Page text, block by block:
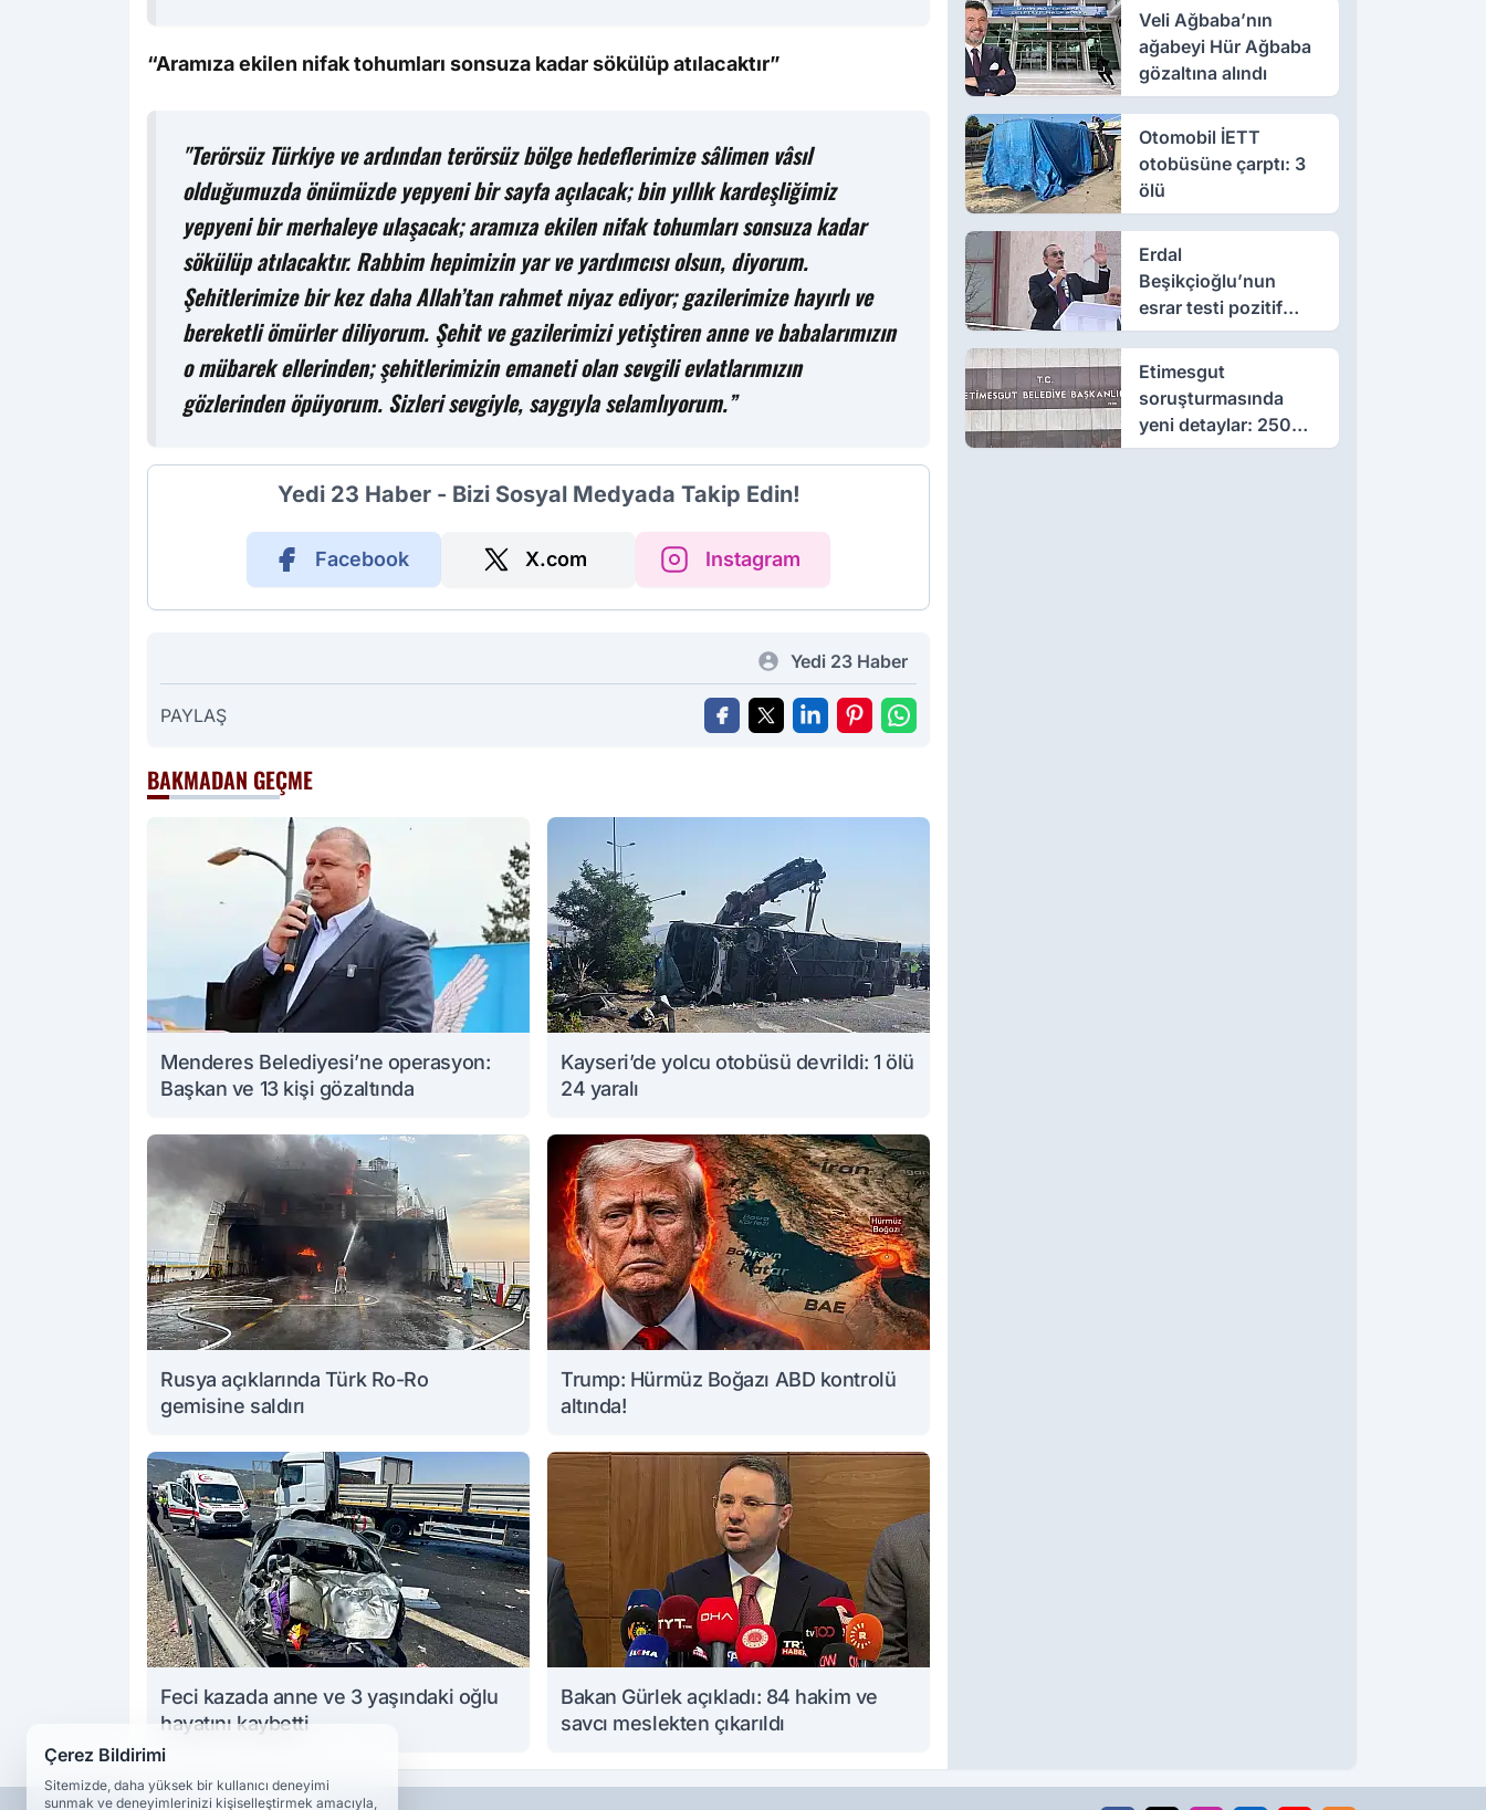
“Aramıza ekilen nifak tohumları sonsuza kadar sökülüp atılacaktır”
"Terörsüz Türkiye ve ardından terörsüz bölge hedeflerimize sâlimen vâsıl
olduğumuzda önümüzde yepyeni bir sayfa açılacak; bin yıllık kardeşliğimiz
yepyeni bir merhaleye ulaşacak; aramıza ekilen nifak tohumları sonsuza kadar
sökülüp atılacaktır. Rabbim hepimizin yar ve yardımcısı olsun, diyorum.
Şehitlerimize bir kez daha Allah’tan rahmet niyaz ediyor; gazilerimize hayırlı ve
bereketli ömürler diliyorum. Şehit ve gazilerimizi yetiştiren anne ve babalarımızın
o mübarek ellerinden; şehitlerimizin emaneti olan sevgili evlatlarımızın
gözlerinden öpüyorum. Sizleri sevgiyle, saygıyla selamlıyorum.”
Yedi 23 Haber - Bizi Sosyal Medyada Takip Edin!
Facebook X.com Instagram
Yedi 23 Haber
PAYLAŞ
BAKMADAN GEÇME
Menderes Belediyesi’ne operasyon:
Başkan ve 13 kişi gözaltında
Kayseri’de yolcu otobüsü devrildi: 1 ölü
24 yaralı
Rusya açıklarında Türk Ro-Ro
gemisine saldırı
Trump: Hürmüz Boğazı ABD kontrolü
altında!
Feci kazada anne ve 3 yaşındaki oğlu
hayatını kaybetti
Bakan Gürlek açıkladı: 84 hakim ve
savcı meslekten çıkarıldı
Veli Ağbaba’nın
ağabeyi Hür Ağbaba
gözaltına alındı
Otomobil İETT
otobüsüne çarptı: 3
ölü
Erdal
Beşikçioğlu’nun
esrar testi pozitif
çıktı
Etimesgut
soruşturmasında
yeni detaylar: 250
milyon liralık rüşvet
Çerez Bildirimi
Sitemizde, daha yüksek bir kullanıcı deneyimi
sunmak ve deneyimlerinizi kişiselleştirmek amacıyla,